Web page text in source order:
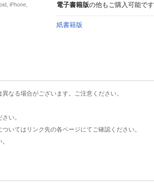
iPhone,
電子書籍版の他もご購入可能です
紙書籍版
なる場合がございます。ご注意ください。
い。
いてはリンク先の各ページにてご確認ください。